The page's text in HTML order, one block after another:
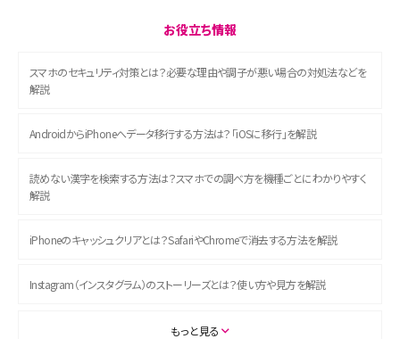
お役立ち情報
スマホのセキュリティ対策とは？必要な理由や調子が悪い場合の対処法などを
解説
AndroidからiPhoneへデータ移行する方法は？「iOSに移行」を解説
読めない漢字を検索する方法は？スマホでの調べ方を機種ごとにわかりやすく
解説
iPhoneのキャッシュクリアとは？SafariやChromeで消去する方法を解説
Instagram（インスタグラム）のストーリーズとは？使い方や見方を解説
ASMRとは？初心者向けの代表ジャンルや楽しみ方を解説
もっと見る